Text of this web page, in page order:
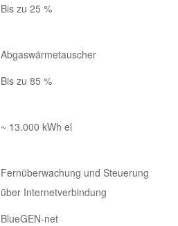
Bis zu 25 %
Abgaswärmetauscher
Bis zu 85 %
~ 13.000 kWh el
Fernüberwachung und Steuerung
über Internetverbindung
BlueGEN-net